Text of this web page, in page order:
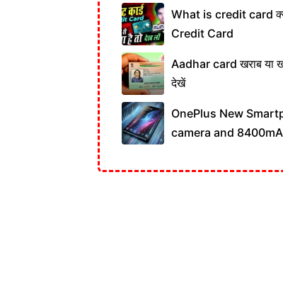
What is credit card
Credit Card
Aadhar card खराब या
देखें
OnePlus New
camera and